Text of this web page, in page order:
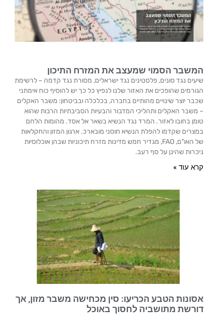
המשבר הסמוי שמעצב את המזרח התיכון
שיעים נגד סונים, פלסטינים נגד ישראלים, מסורת נגד קדמה – לרשימת
הגורמים שהופכים את האזור שלנו לנפיץ כל כך יש להוסיף כוח אימתני
שכבר יוצר שינויים מהותיים בחברה, בכלכלה ובביטחון: משבר האקלים
– משבר האקלים ותהליכי המדבור והבעיות הסביבתיות הרבות שהוא
טומן בחובו לאזור. המרד נגד הנשיא בשאר אל אסד. מהומות הלחם
במצרים שקדמו להפלת הנשיא חוסני מובארכ. ארגון המזון והחקלאות
של האו"ם, FAO, מגדיר חמש מדינות מזרח תיכוניות שבהן אוכלוסיות
ניכרות שהינן על סף רעב.
קרא עוד »
אסונות הטבע הכריעו: סין מכחישה משבר מזון, אך
דורשת מתושביה לחסוך באוכל